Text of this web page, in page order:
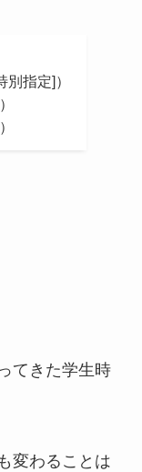
別指定]）
てきた学生時
変わることは